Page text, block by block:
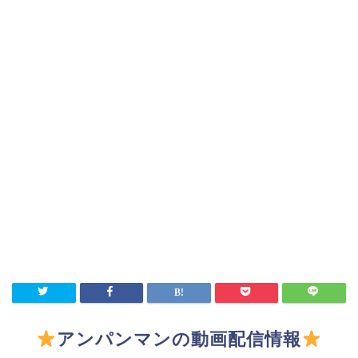
アンパンマンの動画配信情報